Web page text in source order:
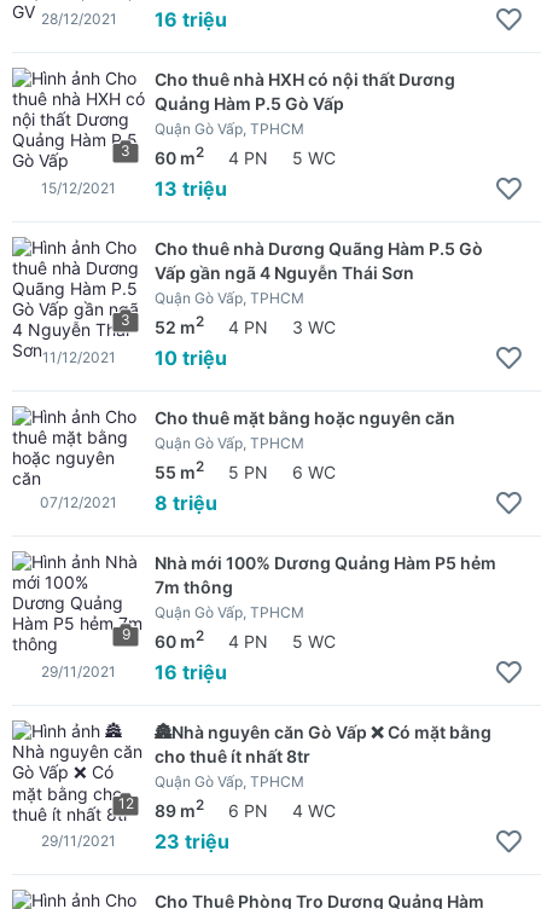
16 triệu
28/12/2021
3
Cho thuê nhà HXH có nội thất Dương
Quảng Hàm P.5 Gò Vấp
Quận Gò Vấp, TPHCM
60 m2 4 PN 5 WC
13 triệu
15/12/2021
3
Cho thuê nhà Dương Quãng Hàm P.5 Gò
Vấp gần ngã 4 Nguyễn Thái Sơn
Quận Gò Vấp, TPHCM
52 m2 4 PN 3 WC
10 triệu
11/12/2021
Cho thuê mặt bằng hoặc nguyên căn
Quận Gò Vấp, TPHCM
55 m2 5 PN 6 WC
8 triệu
07/12/2021
9
Nhà mới 100% Dương Quảng Hàm P5 hẻm
7m thông
Quận Gò Vấp, TPHCM
60 m2 4 PN 5 WC
16 triệu
29/11/2021
12
🏯Nhà nguyên căn Gò Vấp ❌ Có mặt bằng
cho thuê ít nhất 8tr
Quận Gò Vấp, TPHCM
89 m2 6 PN 4 WC
23 triệu
29/11/2021
Cho Thuê Phòng Trọ Dương Quảng Hàm